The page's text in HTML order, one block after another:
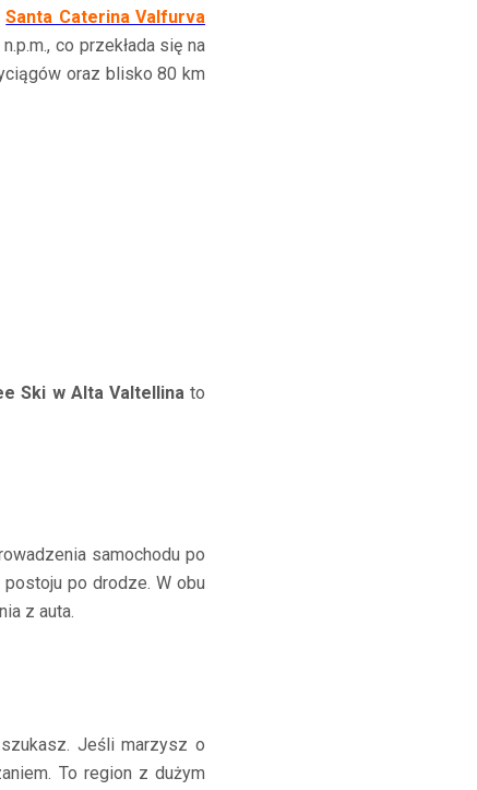
Santa Caterina Valfurva
co przekłada się na
oraz blisko 80 km
Ski w Alta Valtellinato
samochodu po
po drodze. W obu
z auta.
Jeśli marzysz o
To region z dużym